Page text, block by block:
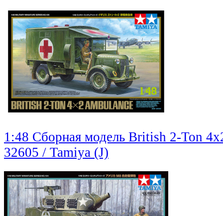
1:48 Сборная модель British 2-Ton
32605 / Tamiya (J)